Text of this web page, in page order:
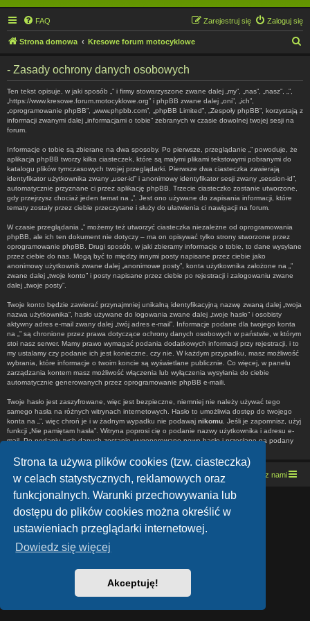
Strona ta używa plików cookies (tzw. ciasteczka)
w celach statystycznych, reklamowych oraz
funkcjonalnych. Warunki przechowywania lub
dostępu do plików cookies można określić w
ustawieniach przeglądarki internetowej.
Dowiedz się więcej
Akceptuję!
FAQ Zaloguj się
Zarejestruj się
Strona domowa Kresowe forum motocyklowe
- Zasady ochrony danych osobowych
Ten tekst opisuje, w jaki sposób „” i firmy stowarzyszone zwane dalej „my”, „nas”, „nasz”, „”,
„https://www.kresowe.forum.motocyklowe.org” i phpBB zwane dalej „oni”, „ich”,
„oprogramowanie phpBB”, „www.phpbb.com”, „phpBB Limited”, „Zespoły phpBB”, korzystają z
informacji zwanymi dalej „informacjami o tobie” zebranych w czasie dowolnej twojej sesji na
forum.
Informacje o tobie są zbierane na dwa sposoby. Po pierwsze, przeglądanie „” powoduje, że
aplikacja phpBB tworzy kilka ciasteczek, które są małymi plikami tekstowymi pobranymi do
katalogu plików tymczasowych twojej przeglądarki. Pierwsze dwa ciasteczka zawierają
identyfikator użytkownika zwany „user-id” i anonimowy identyfikator sesji zwany „session-id”,
automatycznie przyznane ci przez aplikację phpBB. Trzecie ciasteczko zostanie utworzone,
gdy przejrzysz chociaż jeden temat na „”. Jest ono używane do zapisania informacji, które
tematy zostały przez ciebie przeczytane i służy do ułatwienia ci nawigacji na forum.
W czasie przeglądania „” możemy też utworzyć ciasteczka niezależne od oprogramowania
phpBB, ale ich ten dokument nie dotyczy – ma on opisywać tylko strony stworzone przez
oprogramowanie phpBB. Drugi sposób, w jaki zbieramy informacje o tobie, to dane wysyłane
przez ciebie do nas. Mogą być to między innymi posty napisane przez ciebie jako
anonimowy użytkownik zwane dalej „anonimowe posty”, konta użytkownika założone na „”
zwane dalej „twoje konto” i posty napisane przez ciebie po rejestracji i zalogowaniu zwane
dalej „twoje posty”.
Twoje konto będzie zawierać przynajmniej unikalną identyfikacyjną nazwę zwaną dalej „twoja
nazwa użytkownika”, hasło używane do logowania zwane dalej „twoje hasło” i osobisty
aktywny adres e-mail zwany dalej „twój adres e-mail”. Informacje podane dla twojego konta
na „” są chronione przez prawa dotyczące ochrony danych osobowych w państwie, w którym
stoi nasz serwer. Mamy prawo wymagać podania dodatkowych informacji przy rejestracji, i to
my ustalamy czy podanie ich jest konieczne, czy nie. W każdym przypadku, masz możliwość
wybrania, które informacje o twoim koncie są wyświetlane publicznie. Co więcej, w panelu
zarządzania kontem masz możliwość włączenia lub wyłączenia wysyłania do ciebie
automatycznie generowanych przez oprogramowanie phpBB e-maili.
Twoje hasło jest zaszyfrowane, więc jest bezpieczne, niemniej nie należy używać tego
samego hasła na różnych witrynach internetowych. Hasło to umożliwia dostęp do twojego
konta na „”, więc chroń je i w żadnym wypadku nie podawaj nikomu . Jeśli je zapomnisz, użyj
funkcji „Nie pamiętam hasła”. Witryna poprosi cię o podanie nazwy użytkownika i adresu e-
mail. Po podaniu tych danych zostanie wygenerowane nowe hasło i przesłane na podany
Strona domowa Kresowe forum motocyklowe Kontakt z nami
Co-Author:MannixMD
Technologię dostarczaphpBB
® Forum Software © phpBB Limited
Polski pakiet językowy dostarcza
Zasady ochrony danych osobowych